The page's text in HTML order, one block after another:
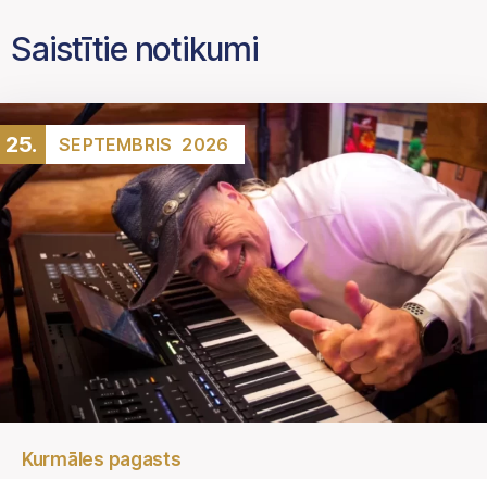
Saistītie notikumi
25. SEPTEMBRIS 2026
Kurmāles pagasts